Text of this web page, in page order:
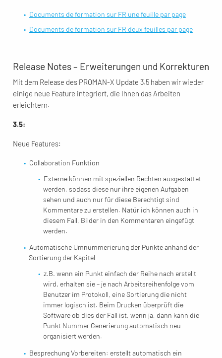
Documents de formation sur FR une feuille par page
Documents de formation sur FR deux feuilles par page
Release Notes – Erweiterungen und Korrekturen
Mit dem Release des PROMAN-X Update 3.5 haben wir wieder
einige neue Feature integriert, die Ihnen das Arbeiten
erleichtern.
3.5:
Neue Features:
Collaboration Funktion
Externe können mit speziellen Rechten ausgestattet
werden, sodass diese nur ihre eigenen Aufgaben
sehen und auch nur für diese Berechtigt sind
Kommentare zu erstellen. Natürlich können auch in
diesem Fall, Bilder in den Kommentaren eingefügt
werden.
Automatische Umnummerierung der Punkte anhand der
Sortierung der Kapitel
z.B. wenn ein Punkt einfach der Reihe nach erstellt
wird, erhalten sie – je nach Arbeitsreihenfolge vom
Benutzer im Protokoll, eine Sortierung die nicht
immer logisch ist. Beim Drucken überprüft die
Software ob dies der Fall ist, wenn ja, dann kann die
Punkt Nummer Generierung automatisch neu
organisiert werden.
Besprechung Vorbereiten: erstellt automatisch ein